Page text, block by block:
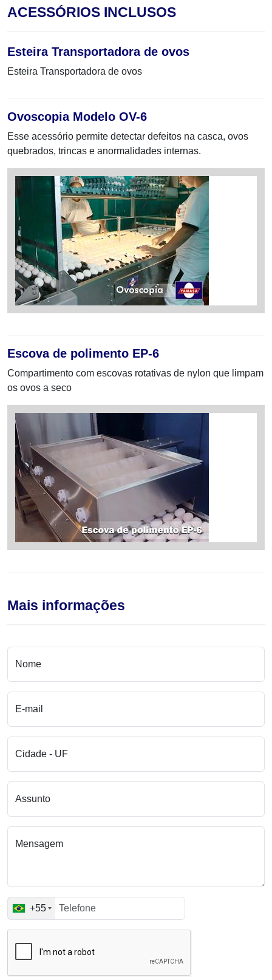
ACESSÓRIOS INCLUSOS
Esteira Transportadora de ovos
Esteira Transportadora de ovos
Ovoscopia Modelo OV-6
Esse acessório permite detectar defeitos na casca, ovos
quebrados, trincas e anormalidades internas.
Escova de polimento EP-6
Compartimento com escovas rotativas de nylon que limpam
os ovos a seco
Mais informações
Nome
E-mail
Cidade - UF
Assunto
Mensagem
+55